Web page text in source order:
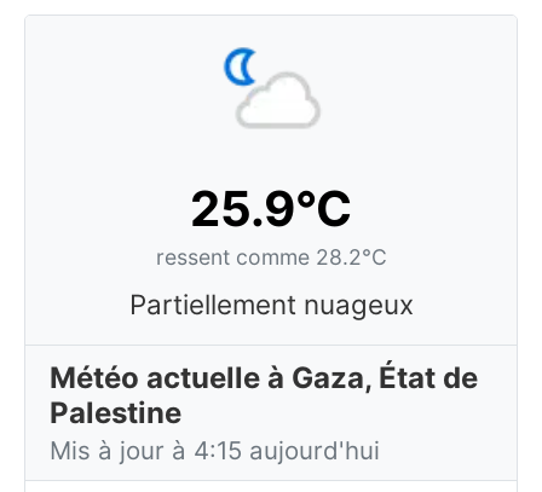
25.9°C
ressent comme 28.2°C
Partiellement nuageux
Météo actuelle à Gaza, État de
Palestine
Mis à jour à 4:15 aujourd'hui